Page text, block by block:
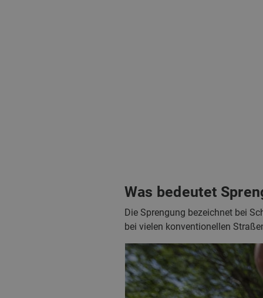
Was bedeutet
Die Sprengung bezeichnet bei
bei vielen konventionellen